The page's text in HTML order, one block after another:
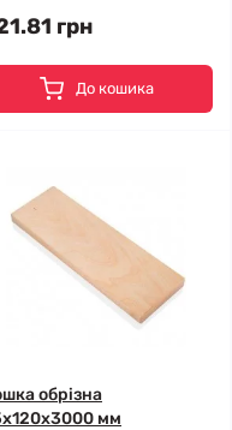
грн
До кошика
обрізна
мм